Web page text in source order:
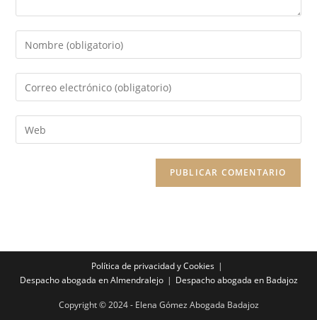
Política de privacidad y Cookies
Despacho abogada en Almendralejo
Despacho abogada en Badajoz
Copyright © 2024 - Elena Gómez Abogada Badajoz